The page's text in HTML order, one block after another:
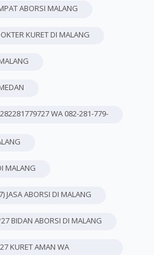
ABORSI MALANG
KURET DI MALANG
WA 082-281-779-
MALANG
JASA ABORSI DI MALANG
BIDAN ABORSI DI MALANG
KURET AMAN WA